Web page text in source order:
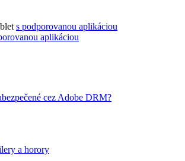
s podporovanou aplikáciou
aplikáciou
cez Adobe DRM?
a horory